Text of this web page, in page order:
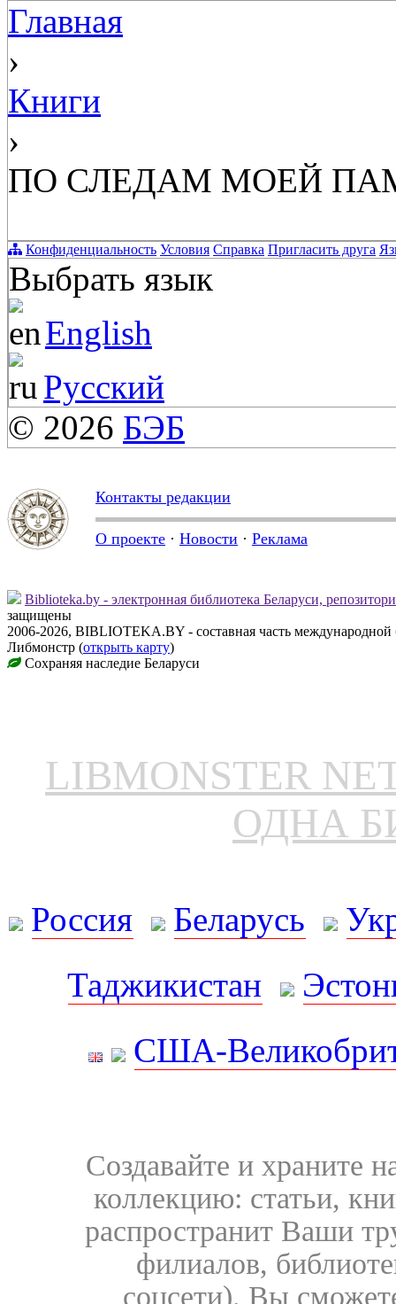
Главная
›
Книги
›
ПО СЛЕДАМ МОЕЙ
Конфиденциальность Условия Справка Пригласить друга
Выбрать язык
English
Русский
© 2026 БЭБ
Контакты редакции
О проекте · Новости · Реклама
Biblioteka.by - электронная библиотека Беларуси,
защищены
2006-2026, BIBLIOTEKA.BY - составная часть международной
Либмонстр (открыть карту)
Сохраняя наследие Беларуси
LIBMONSTER
ОДНА
Россия Беларусь
Таджикистан
США-
Создавайте и храните
коллекцию: статьи,
распространит Ваши
филиалов,
соцсети). Вы